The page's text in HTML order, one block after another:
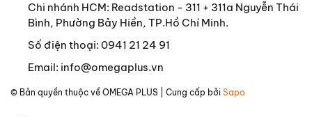
Chi nhánh HCM: Readstation - 311 + 311a Nguyễn Thái
Bình, Phường Bảy Hiền, TP.Hồ Chí Minh.
Số điện thoại: 0941 21 24 91
Email: info@omegaplus.vn
© Bản quyền thuộc về OMEGA PLUS | Cung cấp bởi Sapo